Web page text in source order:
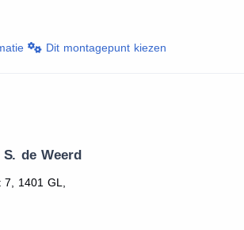
Dit montagepunt kiezen
de Weerd
1401 GL,